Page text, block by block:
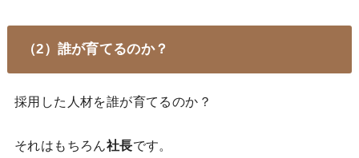
（2）誰が育てるのか？
採用した人材を誰が育てるのか？
それはもちろん社長です。